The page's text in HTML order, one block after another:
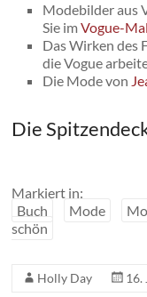
Modebilder aus
Sie imVogue-
Das Wirken des
die Vogue
Die Mode von
Die
Markiert in:
Buch
Mode
schön
Holly Day 16.